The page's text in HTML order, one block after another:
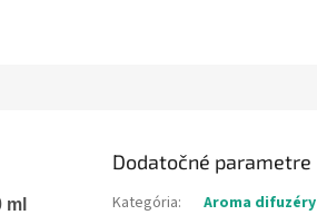
Dodatočné parametre
Kategória:
Aroma difuzéry